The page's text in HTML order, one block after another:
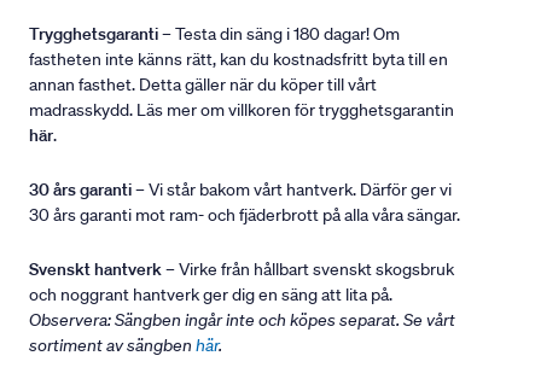
Trygghetsgaranti– Testa din säng i 180 dagar! Om
fastheten inte känns rätt, kan du kostnadsfritt byta till en
annan fasthet. Detta gäller när du köper till vårt
madrasskydd. Läs mer om villkoren för trygghetsgarantin
här.
30 års garanti– Vi står bakom vårt hantverk. Därför ger vi
30 års garanti mot ram- och fjäderbrott på alla våra sängar.
Svenskt hantverk– Virke från hållbart svenskt skogsbruk
och noggrant hantverk ger dig en säng att lita på.
Observera: Sängben ingår inte och köpes separat. Se vårt
sortiment av sängben här.